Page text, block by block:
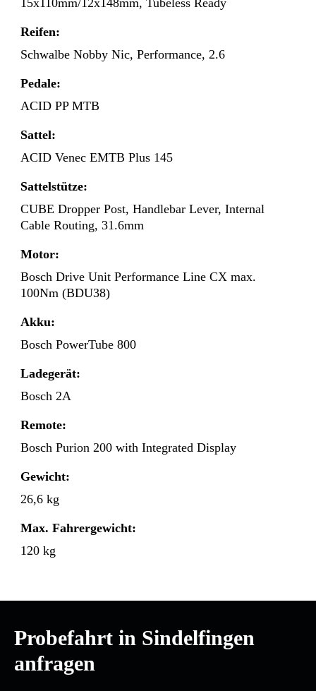
Reifen:
Schwalbe Nobby Nic, Performance, 2.6
Pedale:
ACID PP MTB
Sattel:
ACID Venec EMTB Plus 145
Sattelstütze:
CUBE Dropper Post, Handlebar Lever, Internal
Cable Routing, 31.6mm
Motor:
Bosch Drive Unit Performance Line CX max.
100Nm (BDU38)
Akku:
Bosch PowerTube 800
Ladegerät:
Bosch 2A
Remote:
Bosch Purion 200 with Integrated Display
Gewicht:
26,6 kg
Max. Fahrergewicht:
120 kg
Probefahrt in Sindelfingen
anfragen